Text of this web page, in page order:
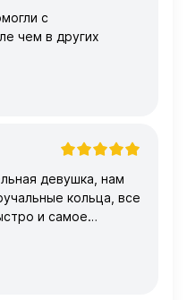
с
чем в других
девушка, нам
кольца, все
и самое
по размеру с